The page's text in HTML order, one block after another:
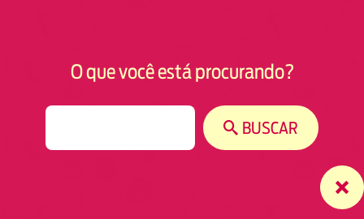
O que você está procurando?
BUSCAR